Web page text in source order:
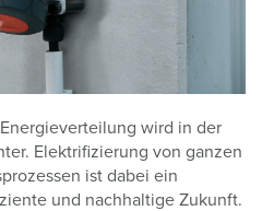
wird in der
Elektrifizierung von ganzen
ist dabei ein
und nachhaltige Zukunft.